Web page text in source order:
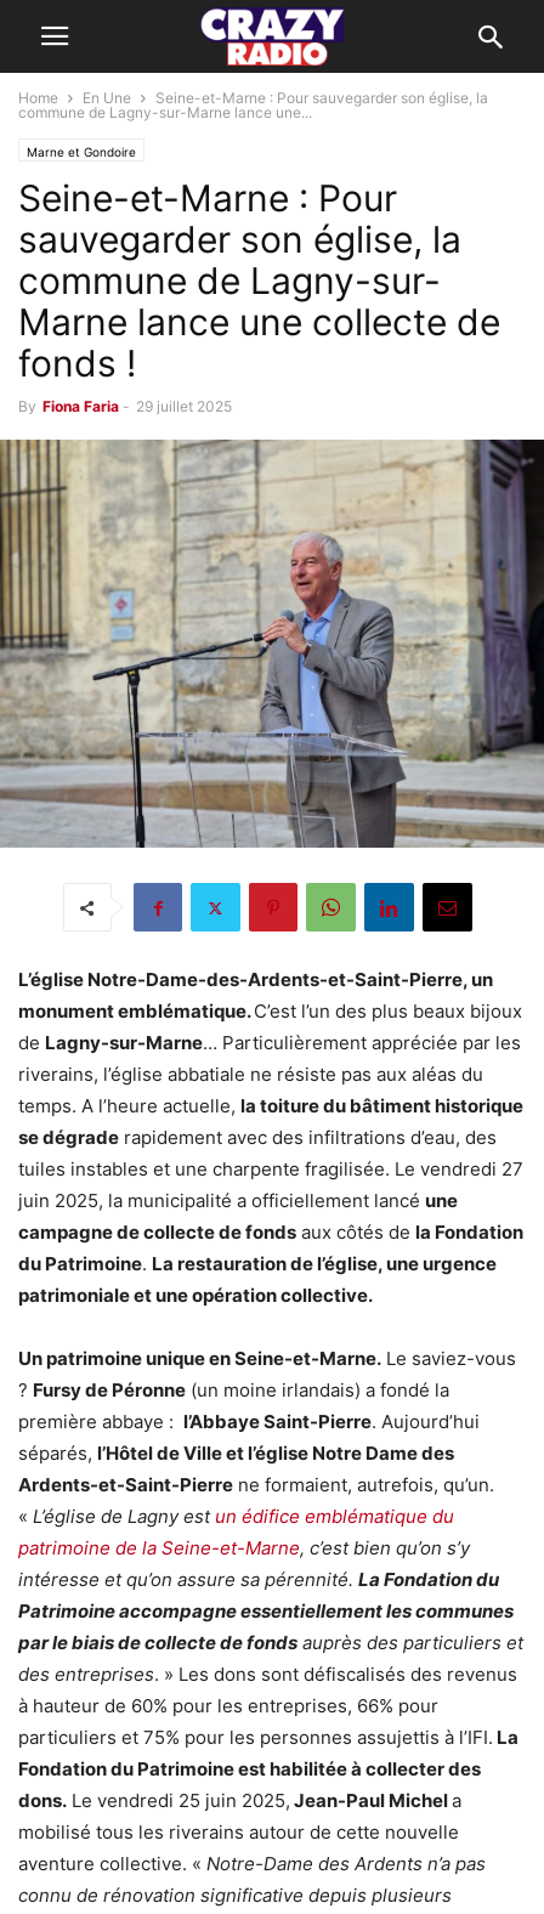
Home En Une
Seine-et-Marne : Pour sauvegarder son église, la
commune de Lagny-sur-Marne lance une...
Marne et Gondoire
Seine-et-Marne : Pour
sauvegarder son église, la
commune de Lagny-sur-
Marne lance une collecte de
fonds !
By Fiona Faria - 29 juillet 2025
L’église Notre-Dame-des-Ardents-et-Saint-Pierre, un
monument emblématique.C’est l’un des plus beaux bijoux
de Lagny-sur-Marne… Particulièrement appréciée par les
riverains, l’église abbatiale ne résiste pas aux aléas du
temps. A l’heure actuelle, la toiture du bâtiment historique
se dégrade rapidement avec des infiltrations d’eau, des
tuiles instables et une charpente fragilisée. Le vendredi 27
juin 2025, la municipalité a officiellement lancé une
campagne de collecte de fonds aux côtés de la Fondation
du Patrimoine. La restauration de l’église, une urgence
patrimoniale et une opération collective.
Un patrimoine unique en Seine-et-Marne. Le saviez-vous
? Fursy de Péronne (un moine irlandais) a fondé la
première abbaye : l’Abbaye Saint-Pierre. Aujourd’hui
séparés, l’Hôtel de Ville et l’église Notre Dame des
Ardents-et-Saint-Pierre ne formaient, autrefois, qu’un.
« L’église de Lagny estun édifice emblématique du
patrimoine de la Seine-et-Marne, c’est bien qu’on s’y
intéresse et qu’on assure sa pérennité. La Fondation du
Patrimoine accompagne essentiellement les communes
par le biais de collecte de fonds auprès des particuliers et
des entreprises. » Les dons sont défiscalisés des revenus
à hauteur de 60% pour les entreprises, 66% pour
particuliers et 75% pour les personnes assujettis à l’IFI. La
Fondation du Patrimoine est habilitée à collecter des
dons. Le vendredi 25 juin 2025, Jean-Paul Michela
mobilisé tous les riverains autour de cette nouvelle
aventure collective. « Notre-Dame des Ardents n’a pas
connu de rénovation significative depuis plusieurs